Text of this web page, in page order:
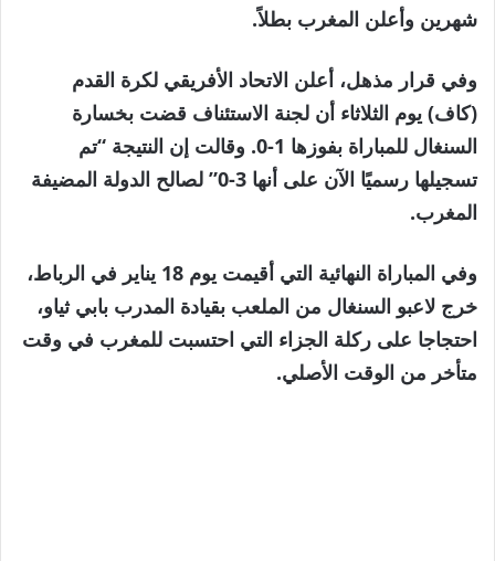
17
2026
شهرين وأعلن المغرب بطلاً.
وفي قرار مذهل، أعلن الاتحاد الأفريقي لكرة القدم
(كاف) يوم الثلاثاء أن لجنة الاستئناف قضت بخسارة
السنغال للمباراة بفوزها 1-0. وقالت إن النتيجة “تم
تسجيلها رسميًا الآن على أنها 3-0” لصالح الدولة المضيفة
المغرب.
وفي المباراة النهائية التي أقيمت يوم 18 يناير في الرباط،
خرج لاعبو السنغال من الملعب بقيادة المدرب بابي ثياو،
احتجاجا على ركلة الجزاء التي احتسبت للمغرب في وقت
متأخر من الوقت الأصلي.